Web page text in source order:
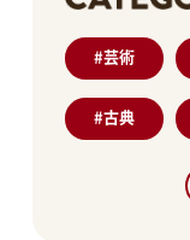
#芸術
#古典